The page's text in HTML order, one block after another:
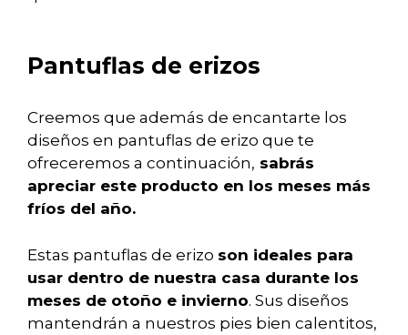
Pantuflas de erizos
Creemos que además de encantarte los
diseños en pantuflas de erizo que te
ofreceremos a continuación, sabrás
apreciar este producto en los meses más
fríos del año.
Estas pantuflas de erizo son ideales para
usar dentro de nuestra casa durante los
meses de otoño e invierno. Sus diseños
mantendrán a nuestros pies bien calentitos,